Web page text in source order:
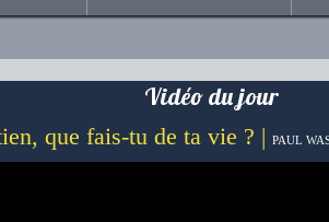
Vidéo du jour
que fais-tu de ta vie ? | PAUL